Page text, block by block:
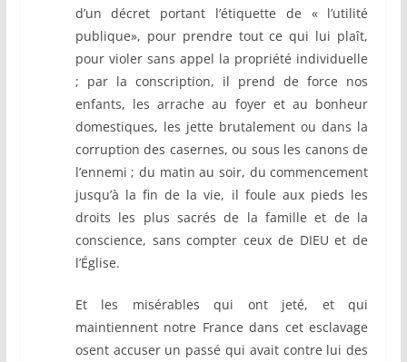
d’un décret portant l’étiquette de « l’utilité
publique», pour prendre tout ce qui lui plaît,
pour violer sans appel la propriété individuelle
; par la conscription, il prend de force nos
enfants, les arrache au foyer et au bonheur
domestiques, les jette brutalement ou dans la
corruption des casernes, ou sous les canons de
l’ennemi ; du matin au soir, du commencement
jusqu’à la fin de la vie, il foule aux pieds les
droits les plus sacrés de la famille et de la
conscience, sans compter ceux de DIEU et de
l’Église.
Et les misérables qui ont jeté, et qui
maintiennent notre France dans cet esclavage
osent accuser un passé qui avait contre lui des